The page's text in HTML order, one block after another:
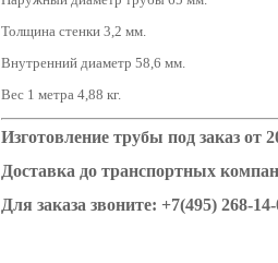
Толщина стенки 3,2 мм.
Внутренний диаметр 58,6 мм.
Вес 1 метра 4,88 кг.
Изготовление трубы под заказ от
Доставка до транспортных
Для заказа звоните: +7(495) 268-